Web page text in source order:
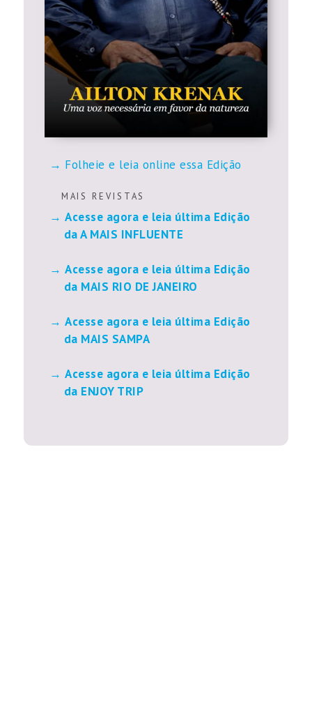
Folheie e leia online essa Edição
M A I S R E V I S T A S
Acesse agora e leia última Edição
da A MAIS INFLUENTE
Acesse agora e leia última Edição
da MAIS RIO DE JANEIRO
Acesse agora e leia última Edição
da MAIS SAMPA
Acesse agora e leia última Edição
da ENJOY TRIP